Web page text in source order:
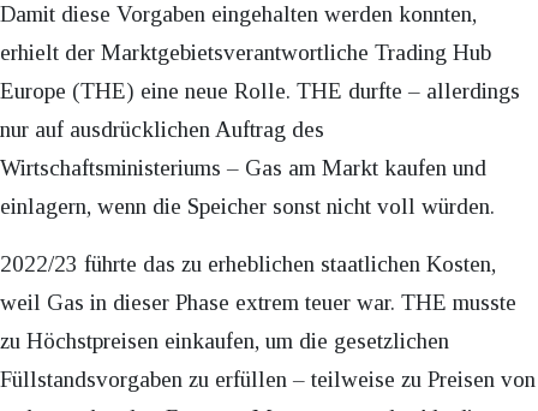
Damit diese Vorgaben eingehalten werden konnten,
erhielt der Marktgebietsverantwortliche Trading Hub
Europe (THE) eine neue Rolle. THE durfte – allerdings
nur auf ausdrücklichen Auftrag des
Wirtschaftsministeriums – Gas am Markt kaufen und
einlagern, wenn die Speicher sonst nicht voll würden.
2022/23 führte das zu erheblichen staatlichen Kosten,
weil Gas in dieser Phase extrem teuer war. THE musste
zu Höchstpreisen einkaufen, um die gesetzlichen
Füllstandsvorgaben zu erfüllen – teilweise zu Preisen von